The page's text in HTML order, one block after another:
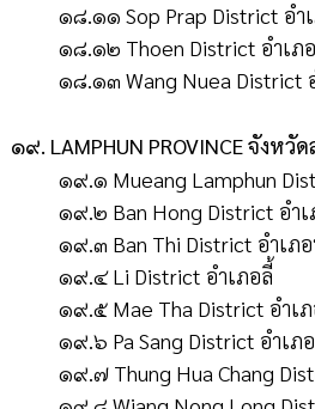
๑๘.๑๑ Sop Prap District อำ
๑๘.๑๒ Thoen District อำเภ
๑๘.๑๓ Wang Nuea District
๑๙. LAMPHUN PROVINCE จังหวั
๑๙.๑ Mueang Lamphun
๑๙.๒ Ban Hong District อำเ
๑๙.๓ Ban Thi District อำเภ
๑๙.๔ Li District อำเภอลี้
๑๙.๕ Mae Tha District อำเ
๑๙.๖ Pa Sang District อำเภ
๑๙.๗ Thung Hua Chang